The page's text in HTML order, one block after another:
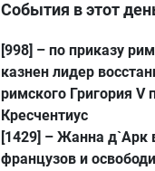
События в этот
[998] – по приказу
казнен лидер
римского Григория V
Кресчентиус
[1429] – Жанна д`Aрк
французов и